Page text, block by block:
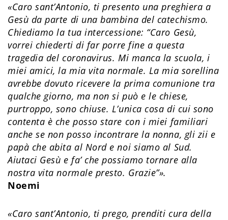
«Caro sant’Antonio, ti presento una preghiera a
Gesù da parte di una bambina del catechismo.
Chiediamo la tua intercessione: “Caro Gesù,
vorrei chiederti di far porre fine a questa
tragedia del coronavirus. Mi manca la scuola, i
miei amici, la mia vita normale. La mia sorellina
avrebbe dovuto ricevere la prima comunione tra
qualche giorno, ma non si può e le chiese,
purtroppo, sono chiuse. L’unica cosa di cui sono
contenta è che posso stare con i miei familiari
anche se non posso incontrare la nonna, gli zii e
papà che abita al Nord e noi siamo al Sud.
Aiutaci Gesù e fa’ che possiamo tornare alla
nostra vita normale presto. Grazie”​».
Noemi
«Caro sant’Antonio, ti prego, prenditi cura della